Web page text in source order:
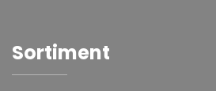
Sortiment